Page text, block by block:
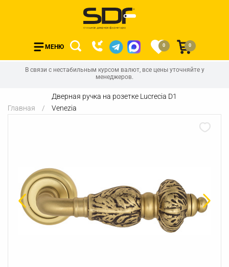
МЕНЮ 0 0
В связи с нестабильным курсом валют, все цены уточняйте у
менеджеров.
Главная
Дверная ручка на розетке Lucrecia D1
Venezia